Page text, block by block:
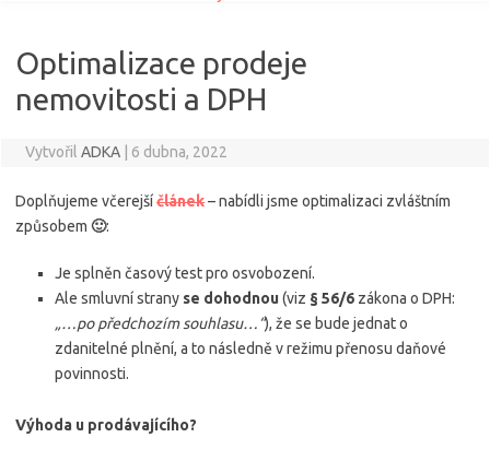
Optimalizace prodeje
nemovitosti a DPH
Vytvořil ADKA | 6 dubna, 2022
Doplňujeme včerejšíčlánek– nabídli jsme optimalizaci zvláštním
způsobem 🙂:
Je splněn časový test pro osvobození.
Ale smluvní strany se dohodnou(viz § 56/6 zákona o DPH:
„…po předchozím souhlasu…“), že se bude jednat o
zdanitelné plnění, a to následně v režimu přenosu daňové
povinnosti.
Výhoda u prodávajícího?